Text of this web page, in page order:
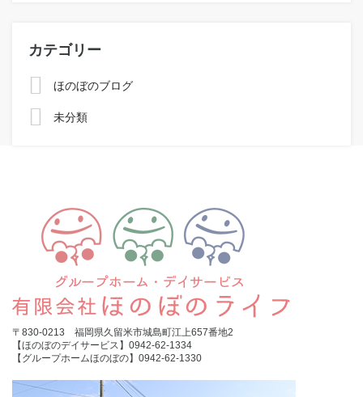
カテゴリー
ほのぼのブログ
未分類
〒830-0213 福岡県久留米市城島町江上657番地2
【ほのぼのデイサービス】0942-62-1334
【グループホームほのぼの】0942-62-1330